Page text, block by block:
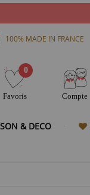
100% MADE IN FRANCE
0
Favoris Compte
& DECO